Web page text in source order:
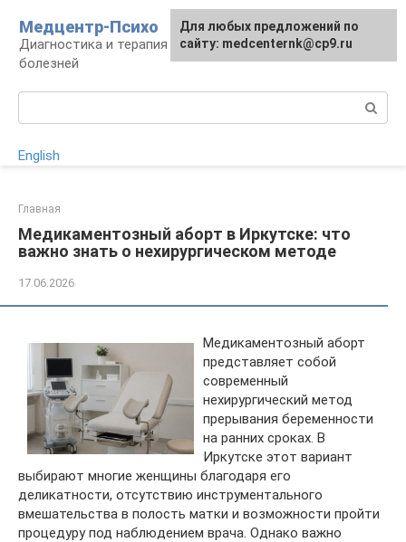
контенту
Медцентр-Психо
Диагностика и терапия психоневрологических
болезней
English
Главная
Медикаментозный аборт в Иркутске: что
важно знать о нехирургическом методе
17.06.2026
Медикаментозный аборт
представляет собой
современный
нехирургический метод
прерывания беременности
на ранних сроках. В
Иркутске этот вариант
выбирают многие женщины благодаря его
деликатности, отсутствию инструментального
вмешательства в полость матки и возможности пройти
процедуру под наблюдением врача. Однако важно
Для любых предложений по
сайту: medcenternk@cp9.ru